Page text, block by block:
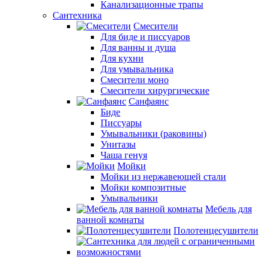
Канализационные трапы
Сантехника
Смесители
Для биде и писсуаров
Для ванны и душа
Для кухни
Для умывальника
Смесители моно
Смесители хирургические
Санфаянс
Биде
Писсуары
Умывальники (раковины)
Унитазы
Чаша генуя
Мойки
Мойки из нержавеющей стали
Мойки композитные
Умывальники
Мебель для
ванной комнаты
Полотенцесушители